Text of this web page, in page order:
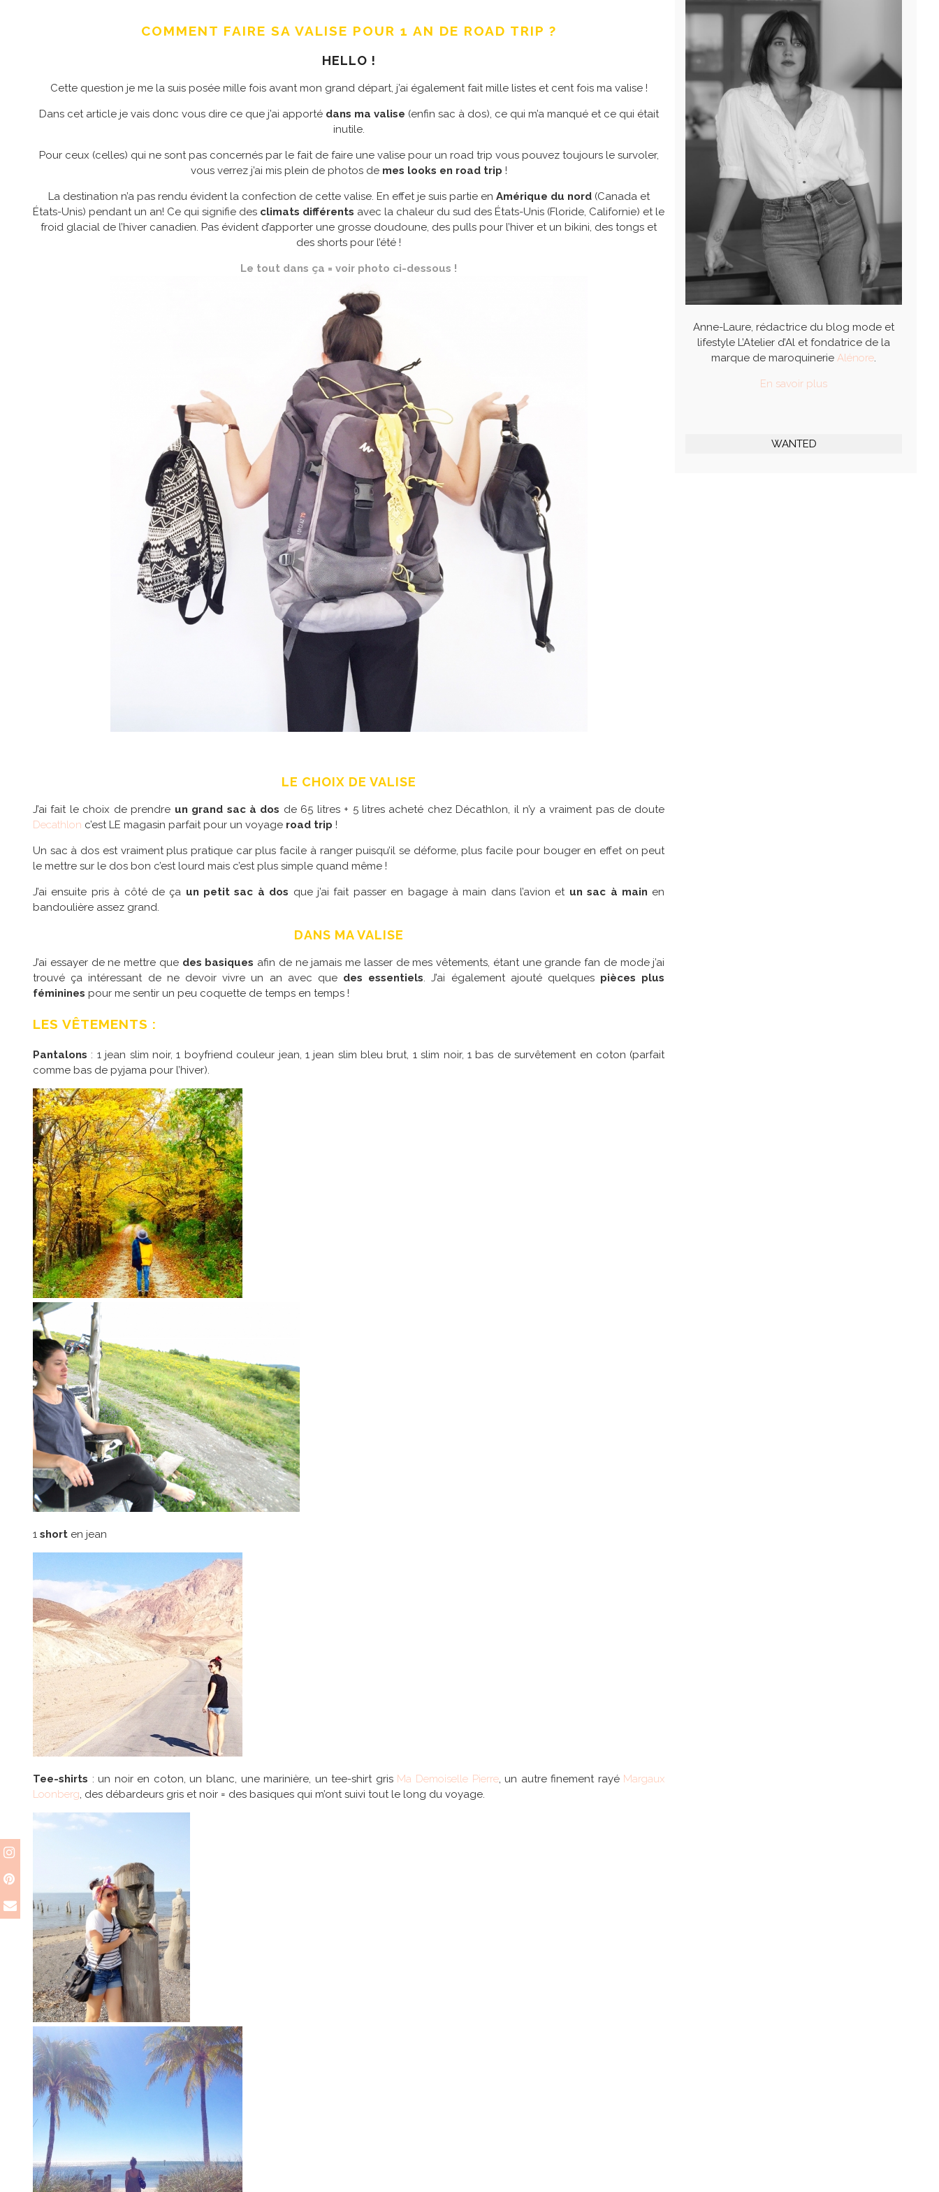
COMMENT FAIRE SA VALISE POUR 1 AN DE ROAD TRIP ?
HELLO !
Cette question je me la suis posée mille fois avant mon grand départ, j’ai également fait mille listes et cent fois ma valise !
Dans cet article je vais donc vous dire ce que j’ai apporté dans ma valise (enfin sac à dos), ce qui m’a manqué et ce qui était
inutile.
Pour ceux (celles) qui ne sont pas concernés par le fait de faire une valise pour un road trip vous pouvez toujours le survoler,
vous verrez j’ai mis plein de photos de mes looks en road trip !
La destination n’a pas rendu évident la confection de cette valise. En effet je suis partie en Amérique du nord(Canada et
États-Unis) pendant un an! Ce qui signifie des climats différents avec la chaleur du sud des États-Unis (Floride, Californie) et le
froid glacial de l’hiver canadien. Pas évident d’apporter une grosse doudoune, des pulls pour l’hiver et un bikini, des tongs et
des shorts pour l’été !
Le tout dans ça = voir photo ci-dessous !
LE CHOIX DE VALISE
J’ai fait le choix de prendre un grand sac à dos de 65 litres + 5 litres acheté chez Décathlon, il n’y a vraiment pas de doute
Decathlon c’est LE magasin parfait pour un voyage road trip !
Un sac à dos est vraiment plus pratique car plus facile à ranger puisqu’il se déforme, plus facile pour bouger en effet on peut
le mettre sur le dos bon c’est lourd mais c’est plus simple quand même !
J’ai ensuite pris à côté de ça un petit sac à dos que j’ai fait passer en bagage à main dans l’avion et un sac à main en
bandoulière assez grand.
DANS MA VALISE
J’ai essayer de ne mettre que des basiques afin de ne jamais me lasser de mes vêtements, étant une grande fan de mode j’ai
trouvé ça intéressant de ne devoir vivre un an avec que des essentiels. J’ai également ajouté quelques pièces plus
féminines pour me sentir un peu coquette de temps en temps !
LES VÊTEMENTS :
Pantalons : 1 jean slim noir, 1 boyfriend couleur jean, 1 jean slim bleu brut, 1 slim noir, 1 bas de survêtement en coton (parfait
comme bas de pyjama pour l’hiver).
1 short en jean
Tee-shirts : un noir en coton, un blanc, une marinière, un tee-shirt gris Ma Demoiselle Pierre, un autre finement rayé Margaux
Loonberg, des débardeurs gris et noir = des basiques qui m’ont suivi tout le long du voyage.
Anne-Laure, rédactrice du blog mode et
lifestyle L’Atelier d’Al et fondatrice de la
marque de maroquinerieAlénore.
En savoir plus
WANTED